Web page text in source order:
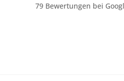
79 Bewertungen bei